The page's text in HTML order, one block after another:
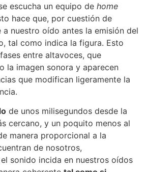
escucha un equipo de home
hace que, por cuestión de
a nuestro oído antes la emisión del
tal como indica la figura. Esto
entre altavoces, que
la imagen sonora y aparecen
que modifican ligeramente la
de unos milisegundos desde la
cercano, y un poquito menos al
manera proporcional a la
de nosotros,
sonido incida en nuestros oídos